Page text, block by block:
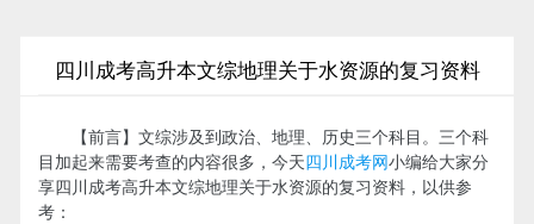
四川成考高升本文综地理关于水资源的复习资料
【前言】文综涉及到政治、地理、历史三个科目。三个科
目加起来需要考查的内容很多，今天四川成考网小编给大家分
享四川成考高升本文综地理关于水资源的复习资料，以供参
考：